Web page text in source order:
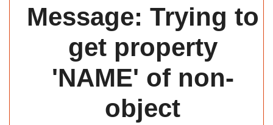
Message: Trying to
get property
'NAME' of non-
object